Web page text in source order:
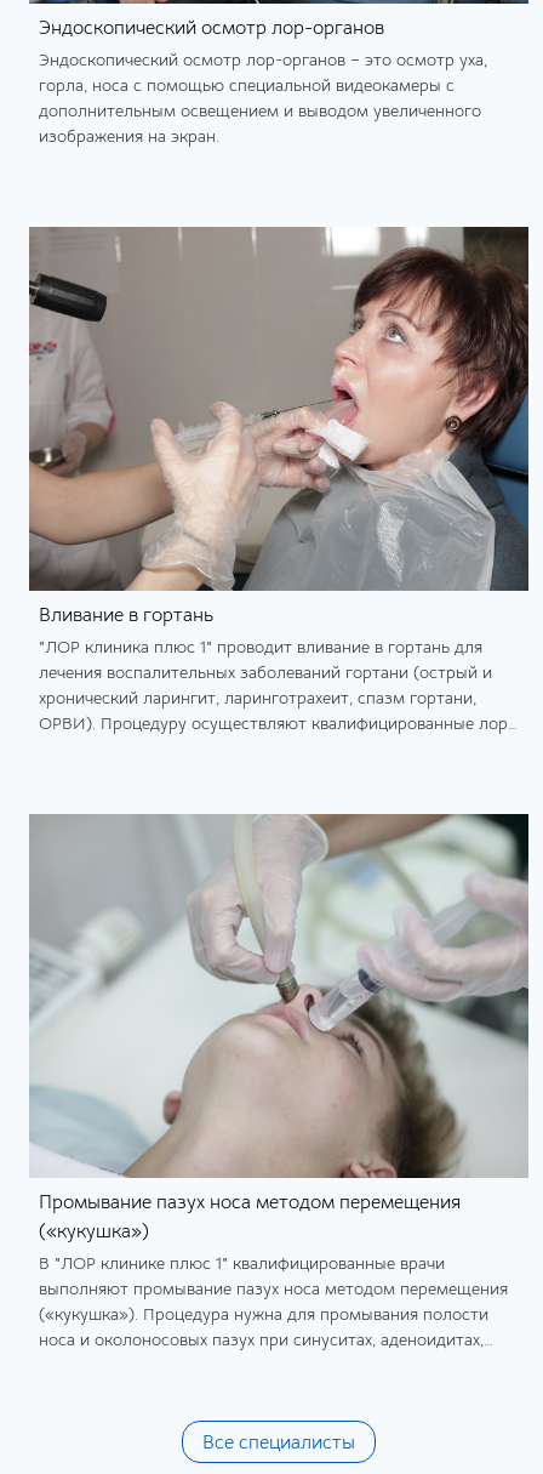
Эндоскопический осмотр лор-органов
Эндоскопический осмотр лор-органов – это осмотр уха,
горла, носа с помощью специальной видеокамеры с
дополнительным освещением и выводом увеличенного
изображения на экран.
Вливание в гортань
"ЛОР клиника плюс 1" проводит вливание в гортань для
лечения воспалительных заболеваний гортани (острый и
хронический ларингит, ларинготрахеит, спазм гортани,
ОРВИ). Процедуру осуществляют квалифицированные лор-
Промывание пазух носа методом перемещения
(«кукушка»)
В "ЛОР клинике плюс 1" квалифицированные врачи
выполняют промывание пазух носа методом перемещения
(«кукушка»). Процедура нужна для промывания полости
носа и околоносовых пазух при синуситах, аденоидитах,
Все специалисты